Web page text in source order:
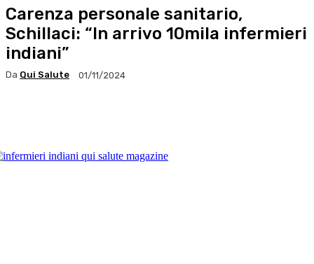
Carenza personale sanitario,
Schillaci: “In arrivo 10mila infermieri
indiani”
Da Qui Salute 01/11/2024